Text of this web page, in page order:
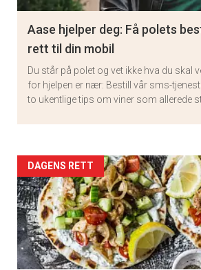
Aase hjelper deg: Få polets
rett til din mobil
Du står på polet og vet ikke hva du skal
for hjelpen er nær: Bestill vår sms-
to ukentlige tips om viner som allerede
Artikler
detail
-
section
DAGENS RETT